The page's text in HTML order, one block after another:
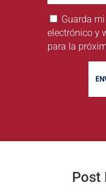
Guarda
electrónico y
para la
Post